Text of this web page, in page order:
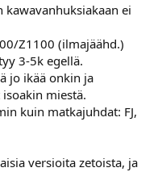
kawavanhuksiakaan ei
Z1100 (ilmajäähd.)
3-5k egellä.
jo ikää onkin ja
miestä.
kuin matkajuhdat: FJ,
versioita zetoista, ja